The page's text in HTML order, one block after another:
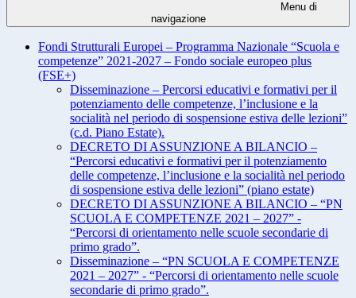
Menu di
navigazione
Fondi Strutturali Europei – Programma Nazionale “Scuola e
competenze” 2021-2027 – Fondo sociale europeo plus
(FSE+)
Disseminazione – Percorsi educativi e formativi per il
potenziamento delle competenze, l’inclusione e la
socialità nel periodo di sospensione estiva delle lezioni”
(c.d. Piano Estate).
DECRETO DI ASSUNZIONE A BILANCIO –
“Percorsi educativi e formativi per il potenziamento
delle competenze, l’inclusione e la socialità nel periodo
di sospensione estiva delle lezioni” (piano estate)
DECRETO DI ASSUNZIONE A BILANCIO – “PN
SCUOLA E COMPETENZE 2021 – 2027” -
“Percorsi di orientamento nelle scuole secondarie di
primo grado”.
Disseminazione – “PN SCUOLA E COMPETENZE
2021 – 2027” - “Percorsi di orientamento nelle scuole
secondarie di primo grado”.